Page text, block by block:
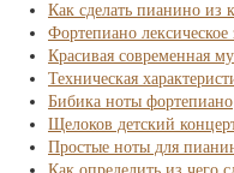
Как сделать пианино из
Фортепиано лексическое
Красивая современная
Техническая
Бибика ноты фортепиано
Щелоков детский
Простые ноты для